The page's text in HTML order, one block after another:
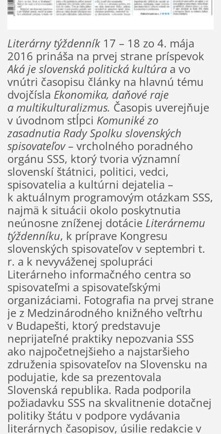
Literárny týždenník17 – 18 zo 4. mája
2016 prináša na prvej strane príspevok
Aká je slovenská politická kultúraa vo
vnútri časopisu články na hlavnú tému
dvojčísla Ekonomika, daňové raje
a multikulturalizmus. Časopis uverejňuje
v úvodnom stĺpci Komuniké zo
zasadnutia Rady Spolku slovenských
spisovateľov– vrcholného poradného
orgánu SSS, ktorý tvoria významní
slovenskí štátnici, politici, vedci,
spisovatelia a kultúrni dejatelia –
k aktuálnym programovým otázkam SSS,
najmä k situácii okolo poskytnutia
neúnosne zníženej dotácie Literárnemu
týždenníku, k príprave Kongresu
slovenských spisovateľov v septembri t.
r. a k nevyváženej spolupráci
Literárneho informačného centra so
spisovateľmi a spisovateľskými
organizáciami. Fotografia na prvej strane
je z Medzinárodného knižného veľtrhu
v Budapešti, ktorý predstavuje
neprijateľné praktiky nepozvania SSS
ako najpočetnejšieho a najstaršieho
združenia spisovateľov na Slovensku na
podujatie, kde sa prezentovala
Slovenská republika. Rada podporila
požiadavku SSS na skvalitnenie dotačnej
politiky štátu v podpore vydávania
literárnych časopisov, úsilie redakcie v